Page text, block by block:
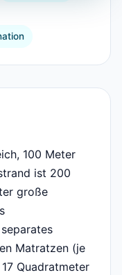
100 Meter
ist 200
große
Matratzen (je
Quadratmeter